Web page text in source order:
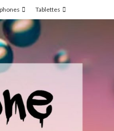
Tablettes